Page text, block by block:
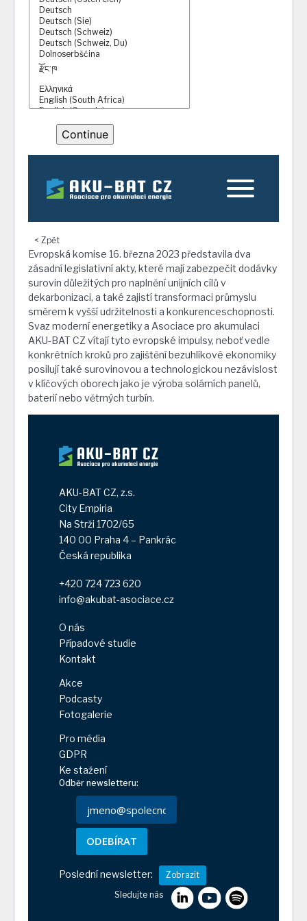
< Zpět
Evropská komise 16. března 2023 představila dva
zásadní legislativní akty, které mají zabezpečit dodávky
surovin důležitých pro naplnění unijních cílů v
dekarbonizaci, a také zajistí transformaci průmyslu
směrem k vyšší udržitelnosti a konkurenceschopnosti.
Svaz moderní energetiky a Asociace pro akumulaci
AKU-BAT CZ vítají tyto evropské impulsy, neboť vedle
konkrétních kroků pro zajištění bezuhlíkové ekonomiky
posilují také surovinovou a technologickou nezávislost
v klíčových oborech jako je výroba solárních panelů,
baterií nebo větrných turbín.
AKU-BAT CZ, z.s.
City Empiria
Na Strži 1702/65
140 00 Praha 4 – Pankrác
Česká republika
+420 724 723 620
info@akubat-asociace.cz
O nás
Případové studie
Kontakt
Akce
Podcasty
Fotogalerie
Pro média
GDPR
Ke stažení
Odběr newsletteru:
ODEBÍRAT
Poslední newsletter:
Zobrazit
Sledujte nás